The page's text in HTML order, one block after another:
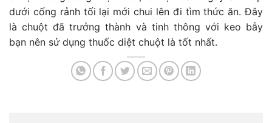
dưới cống rảnh tối lại mới chui lên đi tìm thức ăn. Đây
là chuột đã trưởng thành và tinh thông với keo bẫy
bạn nên sử dụng thuốc diệt chuột là tốt nhất.